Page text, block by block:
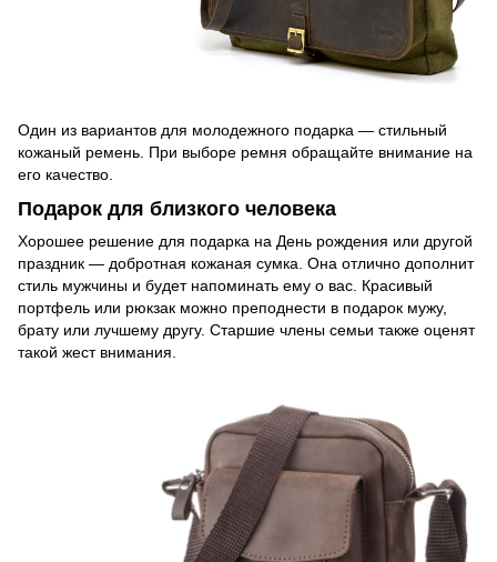
Один из вариантов для молодежного подарка — стильный
кожаный ремень. При выборе ремня обращайте внимание на
его качество.
Подарок для близкого человека
Хорошее решение для подарка на День рождения или другой
праздник — добротная кожаная сумка. Она отлично дополнит
стиль мужчины и будет напоминать ему о вас. Красивый
портфель или рюкзак можно преподнести в подарок мужу,
брату или лучшему другу. Старшие члены семьи также оценят
такой жест внимания.